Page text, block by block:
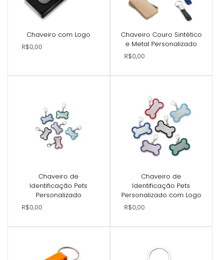
Chaveiro com Logo
R$0,00
Chaveiro Couro Sintético
e Metal Personalizado
R$0,00
Chaveiro de
Identificação Pets
Personalizado
R$0,00
Chaveiro de
Identificação Pets
Personalizado com Logo
R$0,00